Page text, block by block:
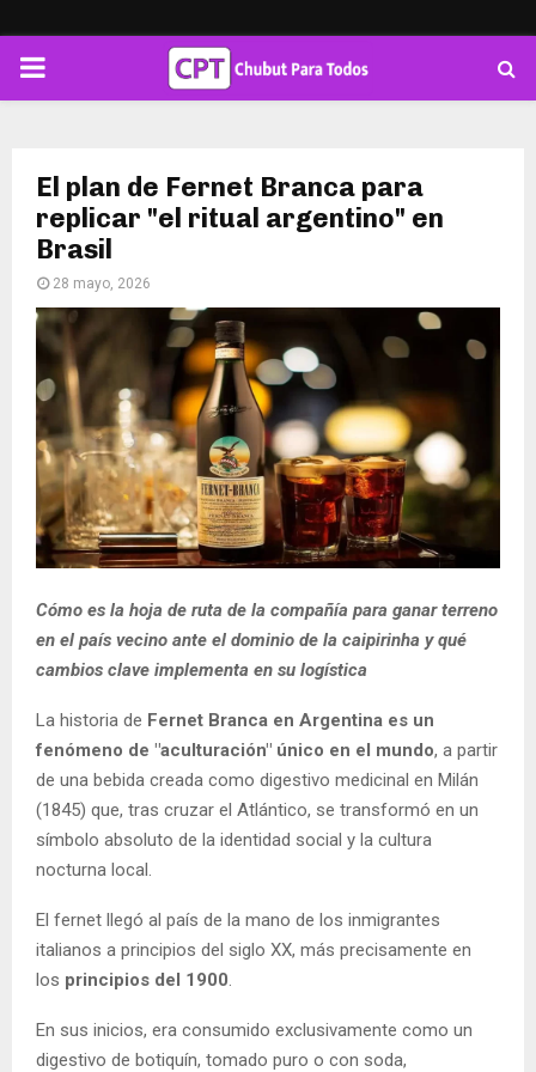
PRIMARY
El plan de Fernet Branca para
replicar "el ritual argentino" en
Brasil
28 mayo, 2026
Cómo es la hoja de ruta de la compañía para ganar terreno
en el país vecino ante el dominio de la caipirinha y qué
cambios clave implementa en su logística
La historia de Fernet Branca en Argentina es un
fenómeno de "aculturación" único en el mundo, a partir
de una bebida creada como digestivo medicinal en Milán
(1845) que, tras cruzar el Atlántico, se transformó en un
símbolo absoluto de la identidad social y la cultura
nocturna local.
El fernet llegó al país de la mano de los inmigrantes
italianos a principios del siglo XX, más precisamente en
los principios del 1900.
En sus inicios, era consumido exclusivamente como un
digestivo de botiquín, tomado puro o con soda,